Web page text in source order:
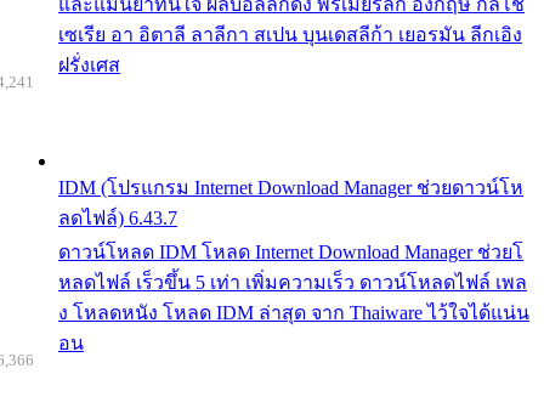
และแม่นยำทันใจ ผลบอลลีกดัง พรีเมียร์ลีก อังกฤษ กัลโช่
เซเรีย อา อิตาลี ลาลีกา สเปน บุนเดสลีก้า เยอรมัน ลีกเอิง
ฝรั่งเศส
IDM (โปรแกรม Internet Download Manager ช่วยดาวน์โห
ลดไฟล์) 6.43.7
ดาวน์โหลด IDM โหลด Internet Download Manager ช่วยโ
หลดไฟล์ เร็วขึ้น 5 เท่า เพิ่มความเร็ว ดาวน์โหลดไฟล์ เพล
ง โหลดหนัง โหลด IDM ล่าสุด จาก Thaiware ไว้ใจได้แน่น
อน